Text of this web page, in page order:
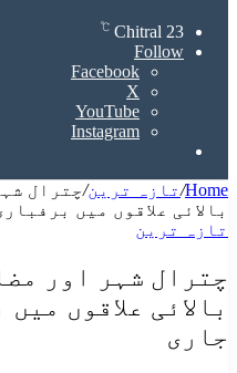
Chitral 23
℃
Follow
Facebook
X
YouTube
Instagram
Home
/تازہ ترین/چترال
بالائی علاقوں میں
تازہ ترین
چترال شہر اور
بالائی علاقوں
جاری